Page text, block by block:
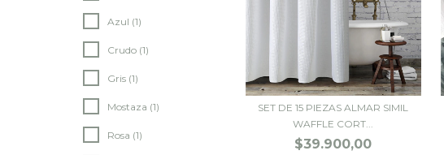
Azul (1)
Crudo (1)
Gris (1)
Mostaza (1)
Rosa (1)
SET DE 15 PIEZAS ALMAR SIMIL
WAFFLE CORT...
$39.900,00